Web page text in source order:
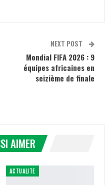
NEXT POST
Mondial FIFA 2026 : 9
équipes africaines en
seizième de finale
AIMER
ACTUALITE